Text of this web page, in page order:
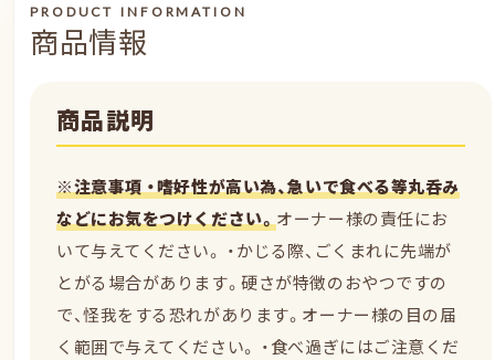
PRODUCT INFORMATION
商品情報
商品説明
※注意事項 ・嗜好性が高い為、急いで食べる等丸呑み
などにお気をつけください。オーナー様の責任にお
いて与えてください。 ・かじる際、ごくまれに先端が
とがる場合があります。硬さが特徴のおやつですの
で、怪我をする恐れがあります。オーナー様の目の届
く範囲で与えてください。 ・食べ過ぎにはご注意くだ